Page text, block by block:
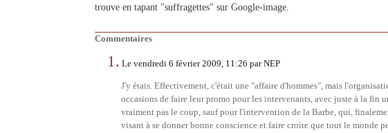
trouve en tapant "suffragettes" sur Google-image.
Commentaires
1. Le vendredi 6 février 2009, 11:26 par NEP
J'y étais. Effectivement, c'était une "affaire d'hommes", mais
occasions de faire leur promo pour les intervenants, avec juste à la fin
vraiment pas le coup, sauf pour l'intervention de la Barbe, qui,
visant à se donner bonne conscience et faire croire que tout le monde